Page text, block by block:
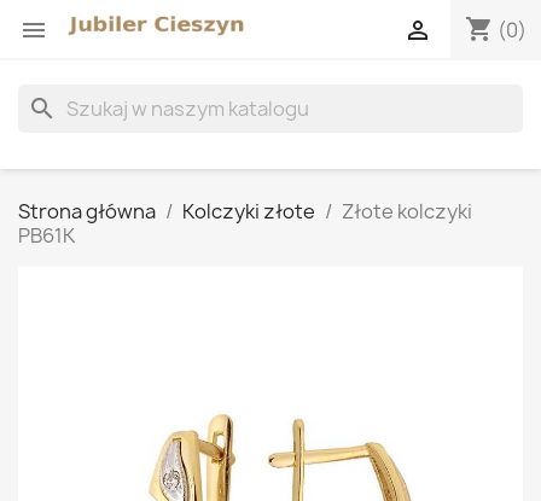
 shopping_cart (0)

search
Strona główna Kolczyki złote
Złote kolczyki
PB61K